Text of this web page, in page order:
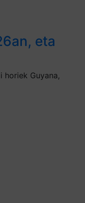
eta
Guyana,